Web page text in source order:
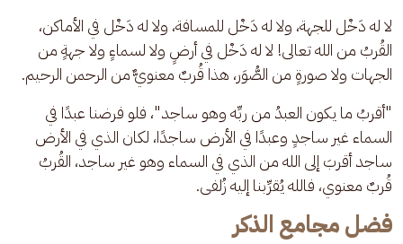
لا له دَخْل للجهة، ولا له دَخْل للمسافة، ولا له دَخْل في الأماكن،
القُربُ من الله تعالى! لا له دَخْل في أرضٍ ولا لسماءٍ ولا جهةٍ من
الجهات ولا صورةٍ من الصُّوَر، هذا قُربٌ معنويٌّ من الرحمن الرحيم.
"أقربُ ما يكون العبدُ من ربِّه وهو ساجد"، فلو فرضنا عبدًا في
السماء غير ساجدٍ وعبدًا في الأرض ساجدًا، لكان الذي في الأرض
ساجد أقربَ إلى الله من الذي في السماء وهو غير ساجد، القُربُ
قُربٌ معنوي، فالله يُقرِّبنا إليه زُلفى.
فضل مجامع الذكر